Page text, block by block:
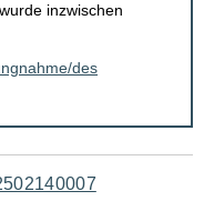
inzwischen
des